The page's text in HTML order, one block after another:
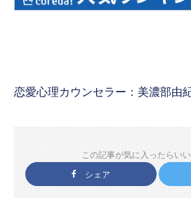
恋愛心理カウンセラー：美濃部由
この記事が気に入ったらい
シェア